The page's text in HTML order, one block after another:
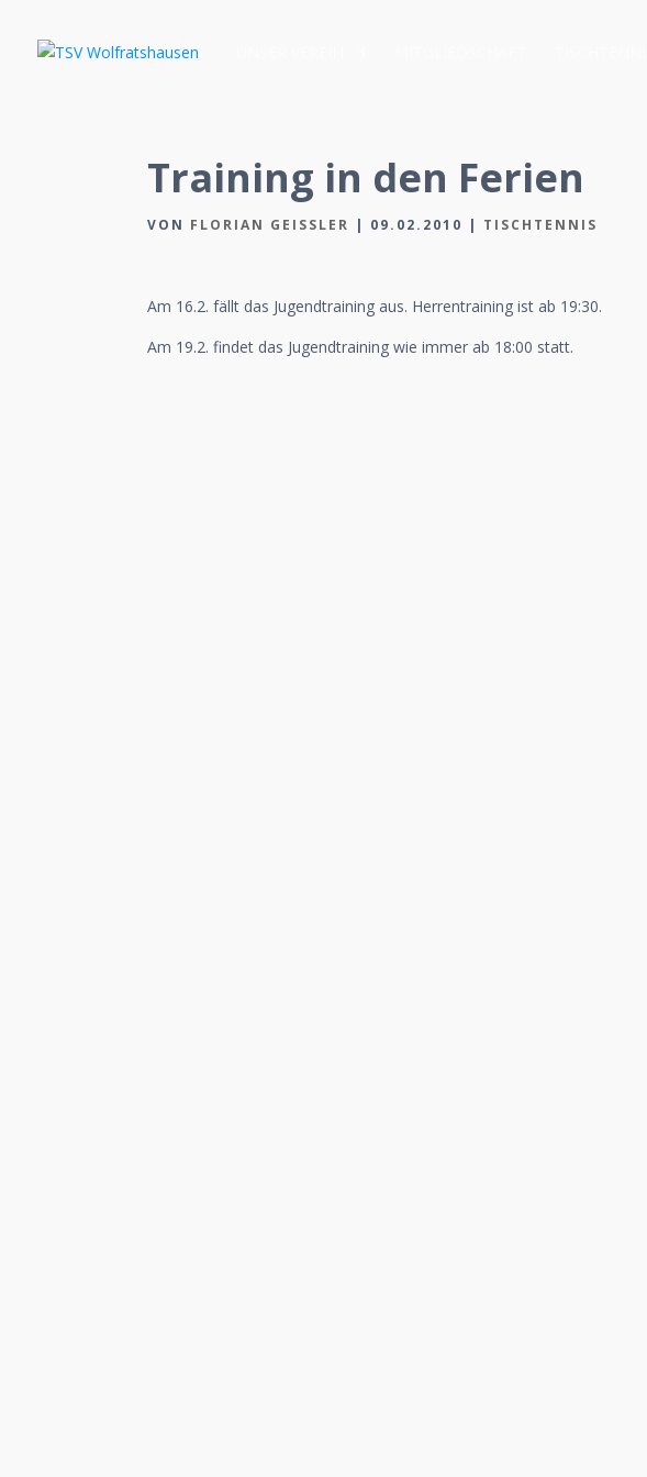
Training in den Ferien
VON FLORIAN GEISSLER | 09.02.2010 | TISCHTENNIS
Am 16.2. fällt das Jugendtraining aus. Herrentraining ist ab 19:30.
Am 19.2. findet das Jugendtraining wie immer ab 18:00 statt.